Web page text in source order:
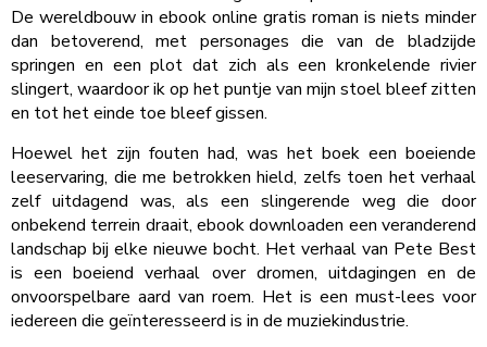
De wereldbouw in ebook online gratis roman is niets minder
dan betoverend, met personages die van de bladzijde
springen en een plot dat zich als een kronkelende rivier
slingert, waardoor ik op het puntje van mijn stoel bleef zitten
en tot het einde toe bleef gissen.
Hoewel het zijn fouten had, was het boek een boeiende
leeservaring, die me betrokken hield, zelfs toen het verhaal
zelf uitdagend was, als een slingerende weg die door
onbekend terrein draait, ebook downloaden een veranderend
landschap bij elke nieuwe bocht. Het verhaal van Pete Best
is een boeiend verhaal over dromen, uitdagingen en de
onvoorspelbare aard van roem. Het is een must-lees voor
iedereen die geïnteresseerd is in de muziekindustrie.